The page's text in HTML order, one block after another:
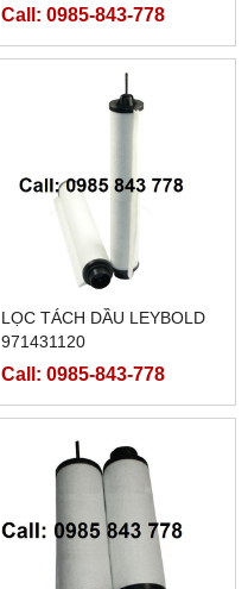
Call: 0985-843-778
LỌC TÁCH DẦU LEYBOLD
971431120
Call: 0985-843-778